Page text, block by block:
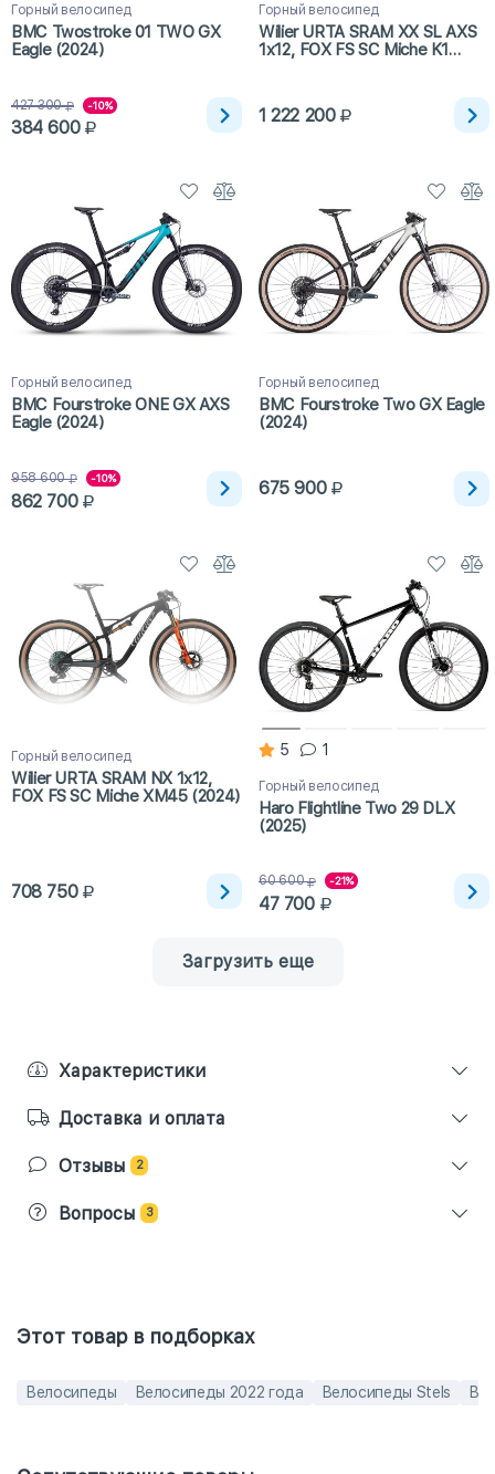
Горный велосипед
BMC Twostroke 01 TWO GX
Eagle (2024)
427 300 -10%
384 600
Горный велосипед
Wilier URTA SRAM XX SL AXS
1x12, FOX FS SC Miche K1
1 222 200
Горный велосипед
BMC Fourstroke ONE GX AXS
Eagle (2024)
958 600 -10%
862 700
Горный велосипед
BMC Fourstroke Two GX Eagle
(2024)
675 900
Горный велосипед
Wilier URTA SRAM NX 1x12,
FOX FS SC Miche XM45 (2024)
708 750
5 1
Горный велосипед
Haro Flightline Two 29 DLX
(2025)
60 600 -21%
47 700
Загрузить еще
Характеристики
Доставка и оплата
Отзывы 2
Вопросы 3
Этот товар в подборках
Велосипеды Велосипеды 2022 года Велосипеды Stels